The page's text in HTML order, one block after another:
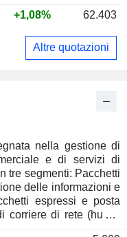
nella gestione di
e di servizi di
tre segmenti: Pacchetti
delle informazioni e
espressi e posta
corriere di rete (hub e
+1,08% 62.403
Altre quotazioni